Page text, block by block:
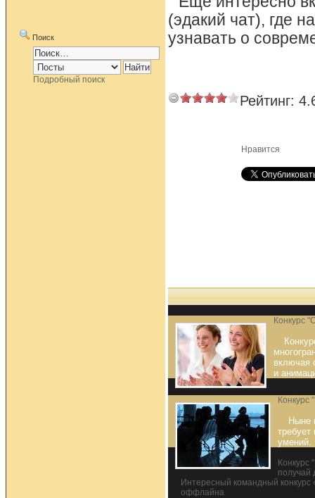
Поиск
Подробный поиск
(эдакий чат), где
узнавать о
Рейтинг:
Нравится
Конкурс
включая
и
Конкурс
Ныне
требует
умений.
Конкурс
получай
Интересный командный
оффлайна